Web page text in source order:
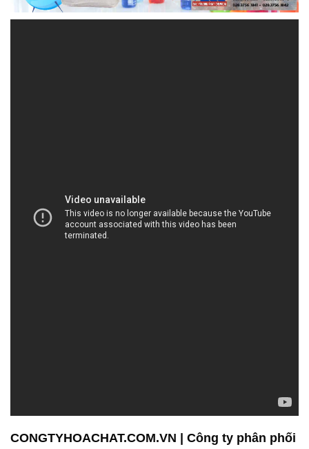
CONGTYHOACHAT.COM.VN | Công ty phân phối